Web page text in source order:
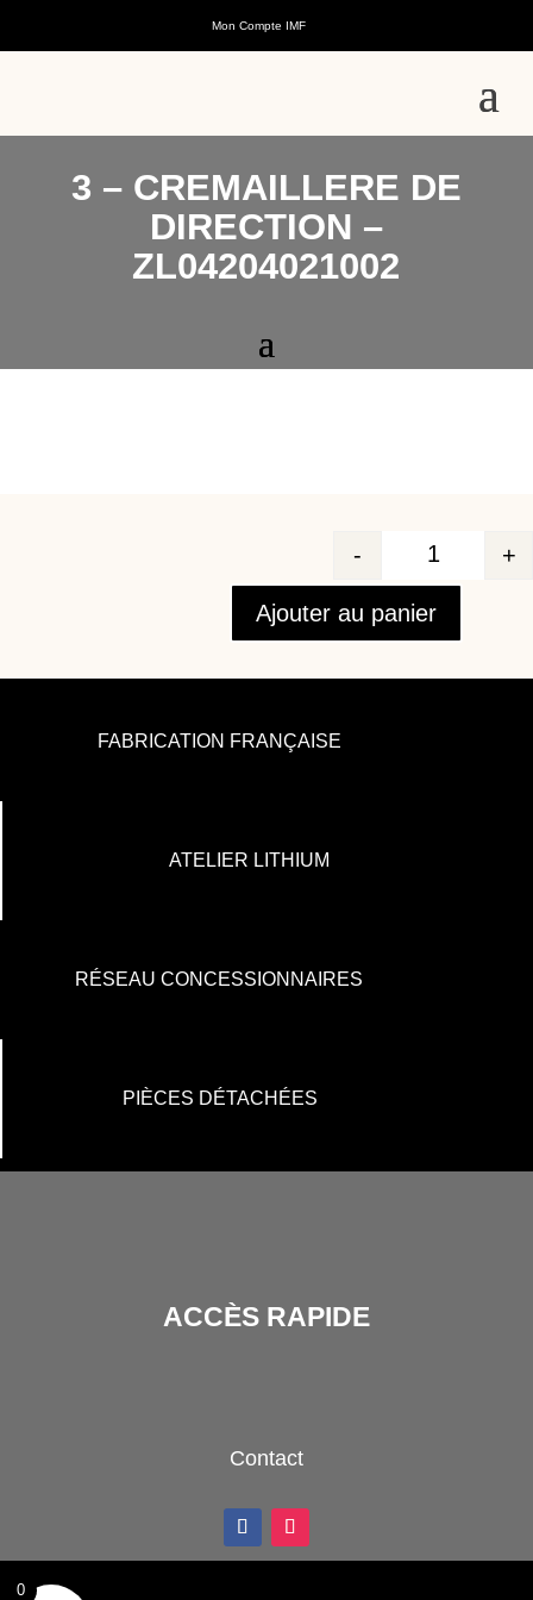
Mon Compte IMF
3 – CREMAILLERE DE
DIRECTION –
ZL04204021002
Quantité
- +
Ajouter au panier
FABRICATION FRANÇAISE
ATELIER LITHIUM
RÉSEAU CONCESSIONNAIRES
PIÈCES DÉTACHÉES
ACCÈS RAPIDE
Contact
0